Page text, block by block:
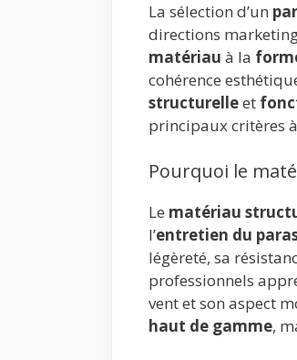
La sélection d’un
directions
matériau à la
cohérence
structurelleet
principaux critères
Pourquoi le
Le matériau
l’entretien du
légèreté, sa
professionnels
vent et son aspect
haut de gamme,